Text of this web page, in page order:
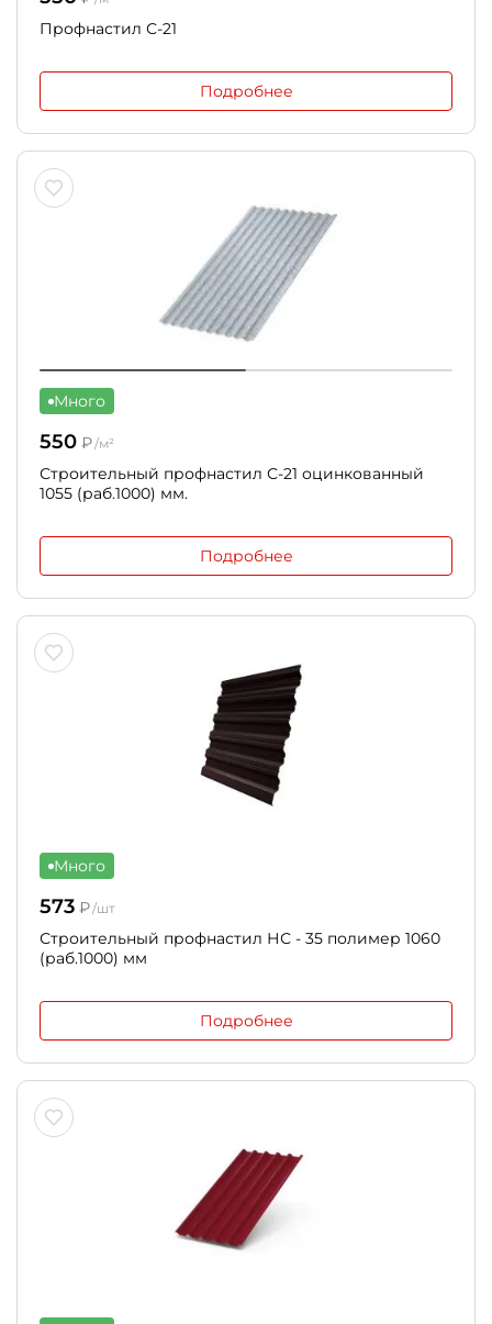
Профнастил С-21
Подробнее
Много
550 ₽/м²
Строительный профнастил С-21 оцинкованный
1055 (раб.1000) мм.
Подробнее
Много
573 ₽/шт
Строительный профнастил НС - 35 полимер 1060
(раб.1000) мм
Подробнее